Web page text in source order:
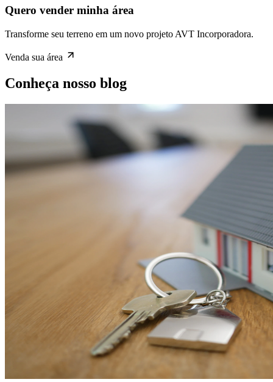
Quero vender minha área
Transforme seu terreno em um novo projeto AVT Incorporadora.
Venda sua área
Conheça nosso blog